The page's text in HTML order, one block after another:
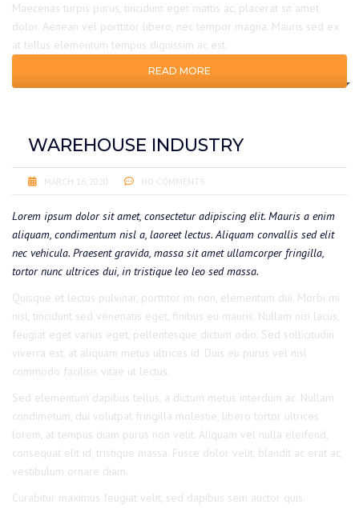
Maecenas turpis purus, tincidunt eget mattis ac, placerat sit amet
dolor. Aenean vel porttitor libero, nec tempor magna. Mauris sed ex
at tellus elementum tempus dignissim ac est.
READ MORE
WAREHOUSE INDUSTRY
MARCH 16, 2020 NO COMMENTS
Lorem ipsum dolor sit amet, consectetur adipiscing elit. Mauris a enim
aliquam, condimentum nisl a, laoreet lectus. Aliquam convallis sed elit
nec vehicula. Praesent gravida, massa sit amet ullamcorper fringilla,
tortor nunc ultrices dui, in tristique leo leo sed massa.
Quisque et lectus pulvinar, porttitor mi non, elementum dui. Morbi mi
nisl, tincidunt sed venenatis eget, finibus eu mauris. Nullam nisi lacus,
feugiat eget varius eget, pellentesque dictum odio. Sed sollicitudin
viverra est, at aliquam metus ultrices id. Duis eu purus vel nisl
commodo facilisis vitae ut lectus.
Sed elementum dapibus tellus, a dictum metus interdum ac. Nullam
condimetum, dui volutpat fringilla molestie, libero tortor ultrices
lorem, at tempus diam purus non velit. Aliquam vel nulla eleifend,
consequat elit id, tristique massa. Fusce dolor velit, blandit ac erat ac,
vestibulum ornare diam.
Curabitur maximus feugiat velit, sed dapibus sem auctor quis.